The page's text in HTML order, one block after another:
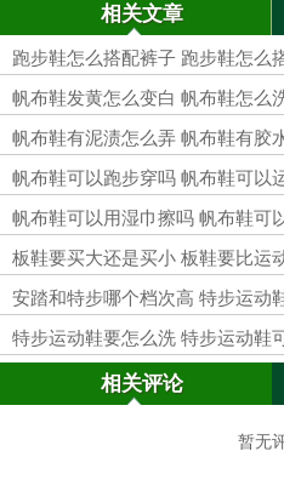
相关文章
跑步鞋怎么搭配裤子 跑步鞋怎么
帆布鞋发黄怎么变白 帆布鞋怎么
帆布鞋有泥渍怎么弄 帆布鞋有胶
帆布鞋可以跑步穿吗 帆布鞋可以
帆布鞋可以用湿巾擦吗 帆布鞋可
板鞋要买大还是买小 板鞋要比运
安踏和特步哪个档次高 特步运动
特步运动鞋要怎么洗 特步运动鞋
相关评论
暂无